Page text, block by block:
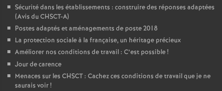
Sécurité dans les établissements : construire des réponses adaptées
(Avis du CHSCT-A)
Postes adaptés et aménagements de poste 2018
La protection sociale à la française, un héritage précieux
Améliorer nos conditions de travail : C’est possible!
Jour de carence
Menaces sur les CHSCT : Cachez ces conditions de travail que je ne
saurais voir!